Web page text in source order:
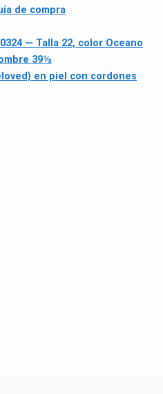
de compra
— Talla 22, color Oceano
39⅓
en piel con cordones